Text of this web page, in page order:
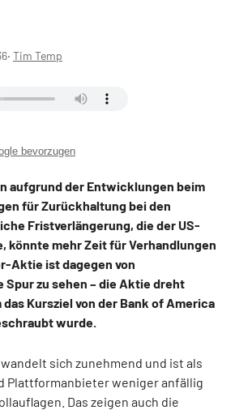
‧ Tim Temp
bevorzugen
aufgrund der Entwicklungen beim
für Zurückhaltung bei den
Fristverlängerung, die der US-
könnte mehr Zeit für Verhandlungen
Aktie ist dagegen von
zu sehen – die Aktie dreht
Kursziel von der Bank of America
wurde.
sich zunehmend und ist als
Plattformanbieter weniger anfällig
Das zeigen auch die